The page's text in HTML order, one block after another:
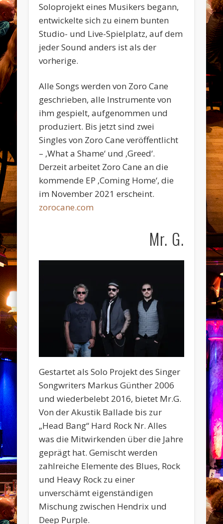
Soloprojekt eines Musikers begann,
entwickelte sich zu einem bunten
Studio- und Live-Spielplatz, auf dem
jeder Sound anders ist als der
vorherige.
Alle Songs werden von Zoro Cane
geschrieben, alle Instrumente von
ihm gespielt, aufgenommen und
produziert. Bis jetzt sind zwei
Singles von Zoro Cane veröffentlicht
– ‚What a Shame‘ und ‚Greed‘.
Derzeit arbeitet Zoro Cane an die
kommende EP ‚Coming Home‘, die
im November 2021 erscheint.
zorocane.com
Mr. G.
Gestartet als Solo Projekt des Singer
Songwriters Markus Günther 2006
und wiederbelebt 2016, bietet Mr.G.
Von der Akustik Ballade bis zur
„Head Bang“ Hard Rock Nr. Alles
was die Mitwirkenden über die Jahre
geprägt hat. Gemischt werden
zahlreiche Elemente des Blues, Rock
und Heavy Rock zu einer
unverschämt eigenständigen
Mischung zwischen Hendrix und
Deep Purple.